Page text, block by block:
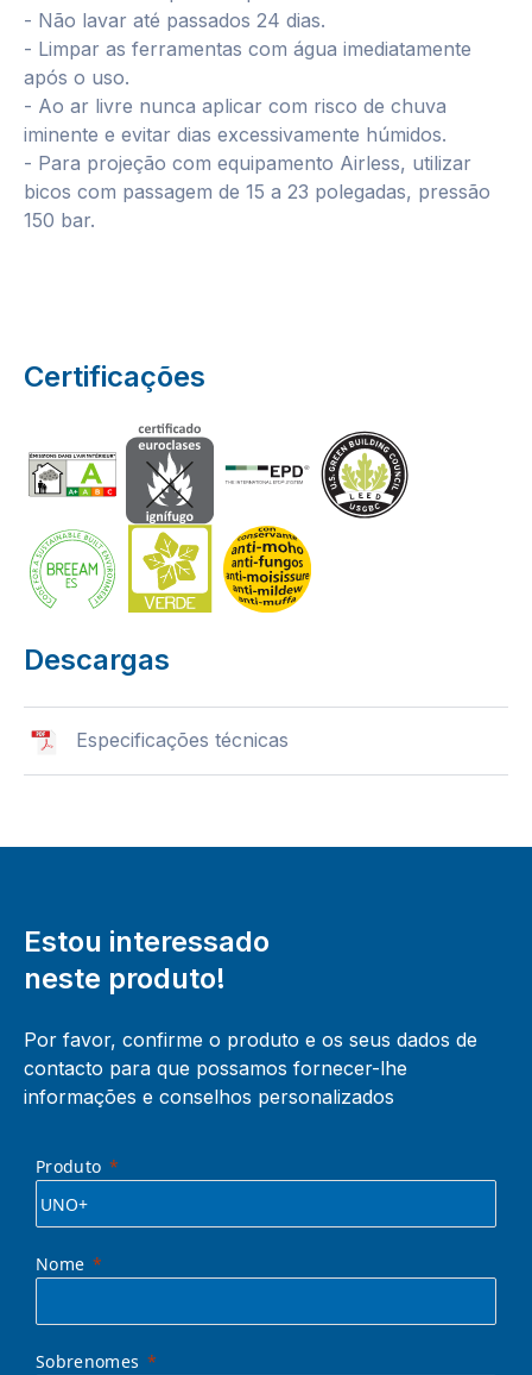
- Não lavar até passados 24 dias.
- Limpar as ferramentas com água imediatamente
após o uso.
- Ao ar livre nunca aplicar com risco de chuva
iminente e evitar dias excessivamente húmidos.
- Para projeção com equipamento Airless, utilizar
bicos com passagem de 15 a 23 polegadas, pressão
150 bar.
Certificações
Descargas
Especificações técnicas
Estou interessado
neste produto!
Por favor, confirme o produto e os seus dados de
contacto para que possamos fornecer-lhe
informações e conselhos personalizados
Produto
Nome
Sobrenomes